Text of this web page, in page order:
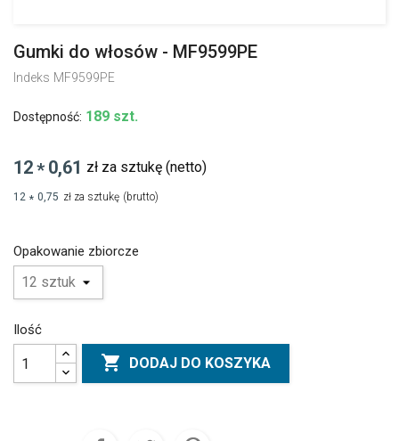
Gumki do włosów - MF9599PE
Indeks MF9599PE
Dostępność: 189 szt.
12* 0,61 zł za sztukę (netto)
12 * 0,75 zł za sztukę (brutto)
Opakowanie zbiorcze
Ilość
 DODAJ DO KOSZYKA